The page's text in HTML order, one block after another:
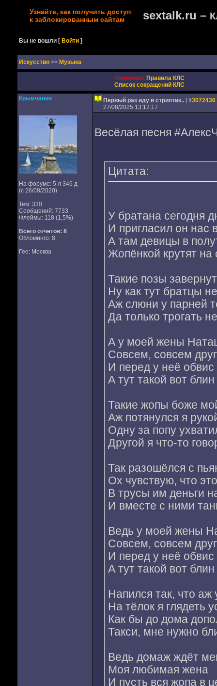
Узнайте, как получить доступ
к заблокированным сайтам
sextalk.ru –
Вы не вошли [Войти ]
Искусство >> Музыка
Новичкам: Правила КЛС
Список сокращений КЛС
Крымчанин
На форуме: 5 л 346 д
(с 26/08/2020)
Тем: 330
Сообщений: 7733
Флеймы: 118 (1,5%)
Всего отчетов: 8
Обломинго: 8
Гео: Москва
Первый раз иду в стриптиз.. [ #3072436
27/08/2025 13:12:17
Весёлая песня
Цитата:
У братана сегодня
И пригласил он нас
А там девицы в
Жопёнкой крутят на
Такие позы
Ну как тут братцы
Аж слюни у парней
Да только трогать
А у моей жены
Совсем, совсем
И перед у неё обвис
А тут такой вот блин
Такие жопы боже
Аж потянулся я
Одну за попу
Другой я что-то
Так разошёлся с
Ох чувствую, что
В трусы им деньги
И вместе с ними
Ведь у моей жены
Совсем, совсем
И перед у неё обвис
А тут такой вот блин
Напился так, что аж
На тёлок я глядеть
Как бы до дома
Такси, мне нужно
Ведь домаж ждёт
Моя любимая жена
И пусть вся жопа в